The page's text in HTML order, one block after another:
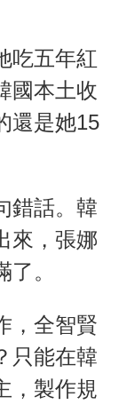
吃五年紅
國本土收
還是她15
錯話。韓
來，張娜
。
，全智賢
只能在韓
，製作規